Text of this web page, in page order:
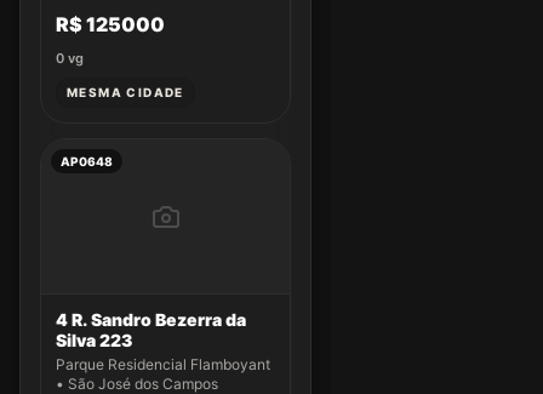
R$ 125000
0 vg
MESMA CIDADE
AP0648
4 R. Sandro Bezerra da
Silva 223
Parque Residencial Flamboyant
• São José dos Campos